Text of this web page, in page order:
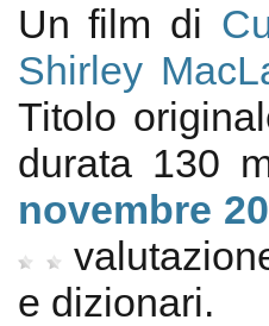
Un film di
Shirley
Titolo
durata 130
novembre
e dizionari.